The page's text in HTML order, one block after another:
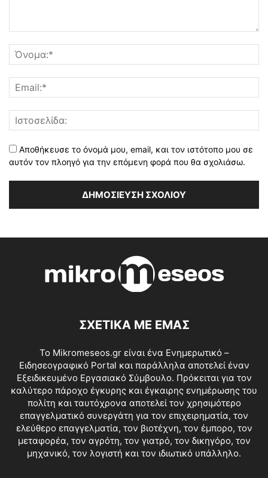
Αποθήκευσε το όνομά μου, email, και τον ιστότοπο μου σε
αυτόν τον πλοηγό για την επόμενη φορά που θα σχολιάσω.
ΣΧΕΤΙΚΑ ΜΕ ΕΜΑΣ
Το Mikromeseos.gr είναι ένα Ενημερωτικό –
Ειδησεογραφικό Portal και παράλληλα αποτελεί έναν
Εξειδικευμένο Εργασιακό Σύμβουλο. Πρόκειται για τον
καλύτερο πάροχο έγκυρης και έγκαιρης ενημέρωσης του
πολίτη και ταυτόχρονα αποτελεί τον χρησιμότερο
επαγγελματικό συνεργάτη για τον επιχειρηματία, τον
ελεύθερο επαγγελματία, τον βιοτέχνη, τον έμπορο, τον
μεταφορέα, τον αγρότη, τον γιατρό, τον δικηγόρο, τον
μηχανικό, τον λογιστή και τον ιδιωτικό υπάλληλο.